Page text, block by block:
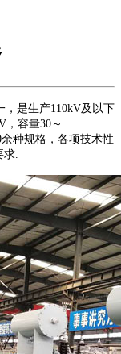
，是生产110kV及以下
，容量30～
种规格，各项技术性
.